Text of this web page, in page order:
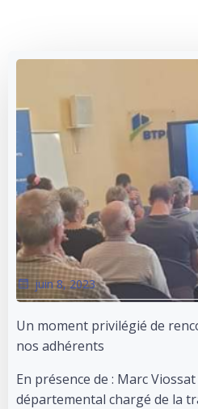
juin 8, 2023
Un moment privilégié de
nos adhérents
En présence de : Marc
départemental chargé de la